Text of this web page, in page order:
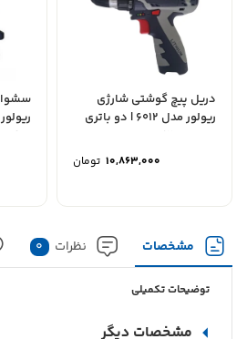
دریل پیچ گوشتی شارژی
ریولور مدل 6012 | دو باتری
10,863,000 تومان
حرفه‌ای 600...
مشخصات نظرات 0
توضیحات تکمیلی
مشخصات دیگر